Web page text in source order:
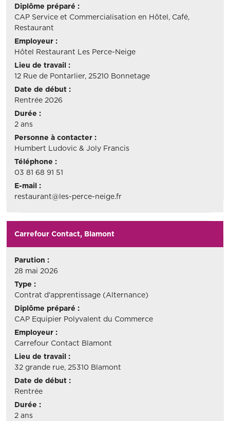
Diplôme préparé :
CAP Service et Commercialisation en Hôtel, Café,
Restaurant
Employeur :
Hôtel Restaurant Les Perce-Neige
Lieu de travail :
12 Rue de Pontarlier, 25210 Bonnetage
Date de début :
Rentrée 2026
Durée :
2 ans
Personne à contacter :
Humbert Ludovic & Joly Francis
Téléphone :
03 81 68 91 51
E-mail :
restaurant@les-perce-neige.fr
Carrefour Contact, Blamont
Parution :
28 mai 2026
Type :
Contrat d'apprentissage (Alternance)
Diplôme préparé :
CAP Equipier Polyvalent du Commerce
Employeur :
Carrefour Contact Blamont
Lieu de travail :
32 grande rue, 25310 Blamont
Date de début :
Rentrée
Durée :
2 ans